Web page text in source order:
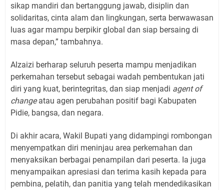
sikap mandiri dan bertanggung jawab, disiplin dan
solidaritas, cinta alam dan lingkungan, serta berwawasan
luas agar mampu berpikir global dan siap bersaing di
masa depan,” tambahnya.
​Alzaizi berharap seluruh peserta mampu menjadikan
perkemahan tersebut sebagai wadah pembentukan jati
diri yang kuat, berintegritas, dan siap menjadi agent of
changeatau agen perubahan positif bagi Kabupaten
Pidie, bangsa, dan negara.
​Di akhir acara, Wakil Bupati yang didampingi rombongan
menyempatkan diri meninjau area perkemahan dan
menyaksikan berbagai penampilan dari peserta. Ia juga
menyampaikan apresiasi dan terima kasih kepada para
pembina, pelatih, dan panitia yang telah mendedikasikan